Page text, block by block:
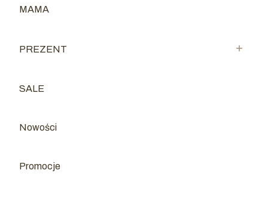
Kategoria - MAMA
MAMA
Kategoria - PREZENT
PREZENT
Kategoria - SALE
SALE
Nowości
Promocje